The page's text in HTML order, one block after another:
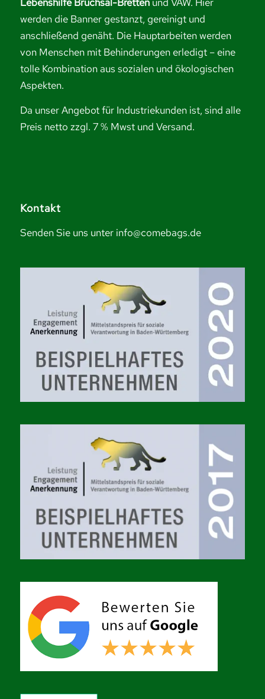
werden die Banner gestanzt, gereinigt und
anschließend genäht. Die Hauptarbeiten werden
von Menschen mit Behinderungen erledigt – eine
tolle Kombination aus sozialen und ökologischen
Aspekten.
Da unser Angebot für Industriekunden ist, sind alle
Preis netto zzgl. 7 % Mwst und Versand.
Kontakt
Senden Sie uns unter info@comebags.de